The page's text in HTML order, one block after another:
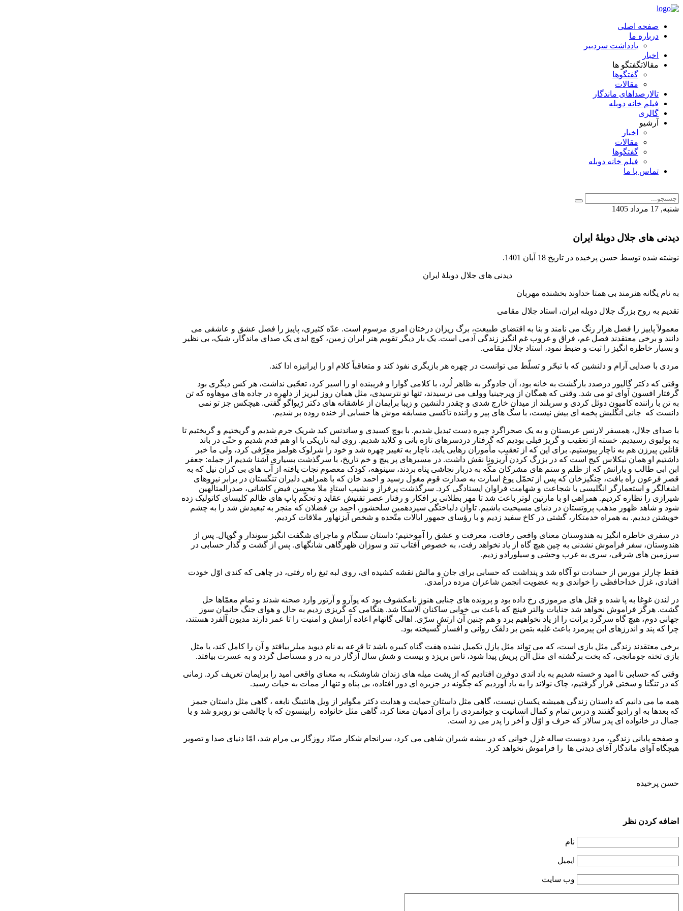
صفحه اصلی
درباره ما
یادداشت سردبیر
اخبار
مقالاتگفتگو ها
گفتگوها
مقالات
تالار صداهای ماندگار
فیلم خانه دوبله
گالری
آرشیو
اخبار
مقالات
گفتگوها
فیلم خانه دوبله
تماس با ما
شنبه, 17 مرداد 1405
دیدنی های جلال دوبلۀ ایران
نوشته شده توسط حسن پرخیده در تاریخ 18 آبان 1401 .
دیدنی های جلال دوبلۀ ایران
به نام یگانه هنرمند بی همتا خداوند بخشنده مهربان
تقدیم به روح بزرگ جلال دوبله ایران، استاد جلال مقامی
معمولاً پاییز را فصل هزار رنگ می نامند و بنا به اقتضای طبیعت، برگ ریزان درختان امری مرسوم است. عدّه کثیری، پاییز را فصل عشق و عاشقی می
دانند و برخی معتقدند فصل غم، فراق و غروب غم انگیز زندگی آدمی است. یک بار دیگر تقویم هنر ایران زمین، کوچ ابدی یک صدای ماندگار، شیک، بی نظیر
و بسیار خاطره انگیز را ثبت و ضبط نمود، استاد جلال مقامی.
مردی با صدایی آرام و دلنشین که با تبحّر و تسلّط می توانست در چهره هر بازیگری نفوذ کند و متعاقباً کلام او را ایرانیزه ادا کند.
وقتی که دکتر گالیور درصدد بازگشت به خانه بود، آن جادوگر به ظاهر لُرد، با کلامی گوارا و فریبنده او را اسیر کرد، تعجّبی نداشت، هر کس دیگری بود
گرفتار افسون آوای تو می شد. وقتی که همگان از ویرجینیا وولف می ترسیدند، تنها تو نترسیدی، مثل همان روز لبریز از دلهره در جاده های موهاوه که تن
به تن با راننده کامیون دوئل کردی و سربلند از میدان خارج شدی و چقدر دلنشین و‌ زیبا برایمان از عاشقانه های دکتر ژیواگو گفتی. هیچکس جز تو نمی
دانست که جانی انگلیش پخمه ای بیش نیست، با سگ های پیر و راننده تاکسی مسابقه موش ها حسابی از خنده روده بر شدیم.
با صدای جلال، همسفر لارنس عربستان و به یک صحراگرد چیره دست تبدیل شدیم. با بوچ کسیدی و ساندنس کید شریک جرم شدیم و گریختیم و گریختیم تا
به بولیوی رسیدیم. خسته از تعقیب و گریز قبلی بودیم که گرفتار دردسرهای تازه بانی و کلاید شدیم. روی لبه تاریکی با او هم قدم شدیم و حتّی در باند
قاتلین پیرزن هم به ناچار پیوستیم. برای این که از تعقیب مأموران رهایی یابد، ناچار به تغییر چهره شد و خود را شرلوک هولمز معرّفی کرد، ولی ما خبر
داشتیم او همان نیکلاس کیج است که در بزرگ کردن آریزونا نقش داشت. در مسیرهای پر پیچ و خم تاریخ، با سرگذشت بسیاری آشنا شدیم از جمله: جعفر
ابن ابی طالب و یارانش که از ظلم و ستم های مشرکان مکّه به دربار نجاشی پناه بردند، سینوهه، کودک معصوم نجات یافته از آب های بی کران نیل که به
قصر فرعون راه یافت، چنگیزخان که پس از تحمّل یوغ اسارت به صدارت قوم مغول رسید و احمد خان که با همراهی دلیران تنگستان در برابر نیروهای
اشغالگر و استعمارگر انگلیسی با شجاعت و شهامت فراوان ایستادگی کرد. سرگذشت پرفراز و نشیب استادِ ملا محسن فیض کاشانی، صدرالمتالّهین
شیرازی را نظاره کردیم. همراهی او با مارتین لوتر باعث شد تا مهر بطلانی بر افکار و رفتار عصر تفتیش عقاید و تحکّم پاپ های ظالم کلیسای کاتولیک زده
شود و شاهد ظهور مذهب پروتستان در دنیای مسیحیت باشیم. تاوان دلباختگی سیزدهمین سلحشور، احمد بن فضلان که منجر به تبعیدش شد را به چشم
خویشتن دیدیم. به همراه خدمتکار، گشتی در کاخ سفید زدیم و با رؤسای جمهور ایالات متّحده و شخص آیزنهاور ملاقات کردیم.
در سفری خاطره انگیز به هندوستان معنای واقعی رفاقت، معرفت و عشق را آموختیم؛ داستان سنگام و ماجرای شگفت انگیز سوندار و گوپال. پس از
هندوستان، سفر فراموش نشدنی به چین هیچ گاه از یاد نخواهد رفت، به خصوص آفتاب تند و سوزان ظهرگاهی شانگهای. پس از گشت و‌ گذار حسابی در
سرزمین های شرقی، سری به غرب وحشی و سیلورادو زدیم.
فقط چارلز مورس از حسادت تو آگاه شد و پنداشت که حسابی برای جان و مالش نقشه کشیده ای، روی لبه تیغ راه رفتی، در چاهی که کندی اوّل خودت
افتادی، غزل خداحافظی را خواندی و به عضویت انجمن شاعران مرده درآمدی.
در لندن غوغا به پا شده و قتل های مرموزی رخ داده بود و پرونده های جنایی هنوز نامکشوف بود که پوآرو و آرتور وارد صحنه شدند و تمام معمّاها حل
گشت. هرگز فراموش نخواهد شد جنایات والتر فینچ که باعث بی خوابی ساکنان آلاسکا شد. هنگامی که گریزی زدیم به حال و هوای جنگ خانمان سوز
جهانی دوم، هیچ گاه سرگرد برانت را از یاد نخواهیم برد و هم چنین آن ارتش سرّی. اهالی گاتهام اعاده آرامش و امنیت را تا عمر دارند مدیون آلفرد هستند،
چرا که پند و اندرزهای این پیرمرد باعث غلبه بتمن بر دلقک روانی و افسار گسیخته بود.
برخی معتقدند زندگی مثل بازی است، که می تواند مثل پازل تکمیل نشده هفت گناه کبیره باشد تا قرعه به نام دیوید میلز بیافتد و آن را کامل کند، یا مثل
بازی تخته جومانجی، که بخت برگشته ای مثل آلن پریش پیدا شود، تاس بریزد و بیست و شش سال آزگار در به در و مستأصل گردد و به عسرت بیافتد.
وقتی که حسابی نا امید و خسته شدیم به یاد اندی دوفرن افتادیم که از پشت میله های زندان شاوشنک، به معنای واقعی امید را برایمان تعریف کرد. زمانی
که در تنگنا و سختی قرار گرفتیم، چاک نولاند را به یاد آوردیم که چگونه در جزیره ای دور افتاده، بی پناه و تنها از ممات به حیات رسید.
همه ما می دانیم که داستان زندگی همیشه یکسان نیست، گاهی مثل داستان حمایت و هدایت دکتر مگوایر از ویل هانتینگ نابغه ، گاهی مثل داستان جیمز
که بعدها به او رادیو‌ گفتند و درس تمام و کمال انسانیت و جوانمردی را برای آدمیان معنا کرد، گاهی مثل خانواده رابینسون که با چالشی نو روبرو شد و یا
جمال در خانواده ای پدر سالار که حرف و اوّل و آخر را پدر می زد است.
و صفحه پایانی زندگی، مرد دویست ساله غزل خوانی که در بیشه شیران شاهی می کرد، سرانجام شکار صیّاد روزگار بی مرام شد، امّا دنیای صدا و تصویر
هیچگاه آوای ماندگار آقای دیدنی ها را فراموش نخواهد کرد.
حسن پرخیده
اضافه کردن نظر
نام
ایمیل
وب سایت